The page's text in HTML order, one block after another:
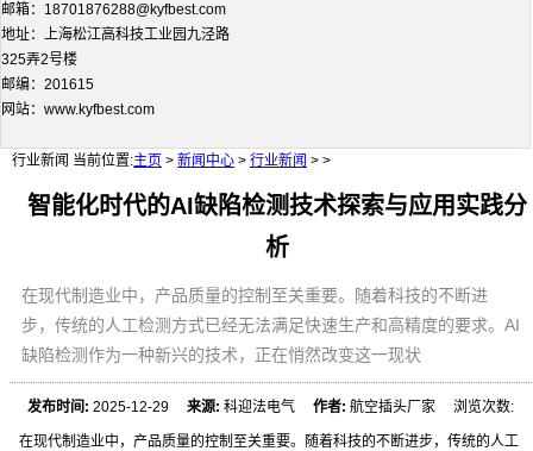
邮箱：18701876288@kyfbest.com
地址：上海松江高科技工业园九泾路
325弄2号楼
邮编：201615
网站：www.kyfbest.com
行业新闻 当前位置:主页 > 新闻中心 > 行业新闻 > >
智能化时代的AI缺陷检测技术探索与应用实践分
析
在现代制造业中，产品质量的控制至关重要。随着科技的不断进
步，传统的人工检测方式已经无法满足快速生产和高精度的要求。AI
缺陷检测作为一种新兴的技术，正在悄然改变这一现状
发布时间: 2025-12-29来源: 科迎法电气作者: 航空插头厂家 浏览次数:
在现代制造业中，产品质量的控制至关重要。随着科技的不断进步，传统的人工